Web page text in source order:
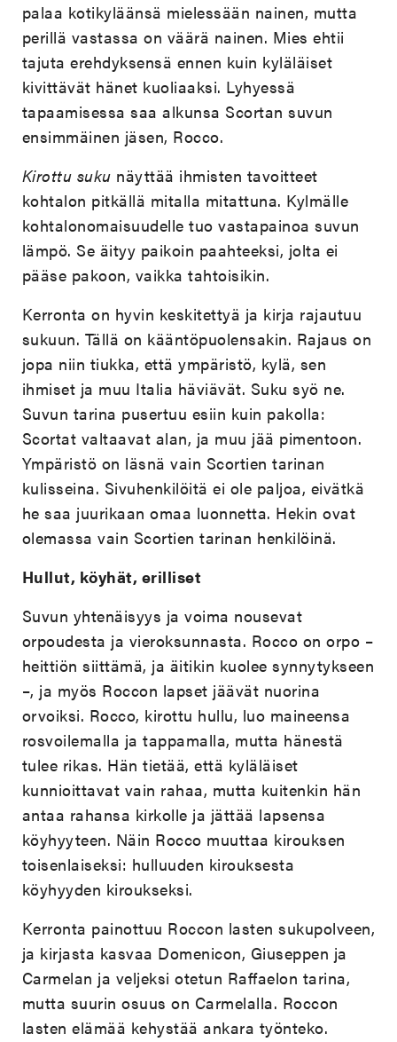
palaa kotikyläänsä mielessään nainen, mutta
perillä vastassa on väärä nainen. Mies ehtii
tajuta erehdyksensä ennen kuin kyläläiset
kivittävät hänet kuoliaaksi. Lyhyessä
tapaamisessa saa alkunsa Scortan suvun
ensimmäinen jäsen, Rocco.
Kirottu suku näyttää ihmisten tavoitteet
kohtalon pitkällä mitalla mitattuna. Kylmälle
kohtalonomaisuudelle tuo vastapainoa suvun
lämpö. Se äityy paikoin paahteeksi, jolta ei
pääse pakoon, vaikka tahtoisikin.
Kerronta on hyvin keskitettyä ja kirja rajautuu
sukuun. Tällä on kääntöpuolensakin. Rajaus on
jopa niin tiukka, että ympäristö, kylä, sen
ihmiset ja muu Italia häviävät. Suku syö ne.
Suvun tarina pusertuu esiin kuin pakolla:
Scortat valtaavat alan, ja muu jää pimentoon.
Ympäristö on läsnä vain Scortien tarinan
kulisseina. Sivuhenkilöitä ei ole paljoa, eivätkä
he saa juurikaan omaa luonnetta. Hekin ovat
olemassa vain Scortien tarinan henkilöinä.
Hullut, köyhät, erilliset
Suvun yhtenäisyys ja voima nousevat
orpoudesta ja vieroksunnasta. Rocco on orpo –
heittiön siittämä, ja äitikin kuolee synnytykseen
–, ja myös Roccon lapset jäävät nuorina
orvoiksi. Rocco, kirottu hullu, luo maineensa
rosvoilemalla ja tappamalla, mutta hänestä
tulee rikas. Hän tietää, että kyläläiset
kunnioittavat vain rahaa, mutta kuitenkin hän
antaa rahansa kirkolle ja jättää lapsensa
köyhyyteen. Näin Rocco muuttaa kirouksen
toisenlaiseksi: hulluuden kirouksesta
köyhyyden kiroukseksi.
Kerronta painottuu Roccon lasten sukupolveen,
ja kirjasta kasvaa Domenicon, Giuseppen ja
Carmelan ja veljeksi otetun Raffaelon tarina,
mutta suurin osuus on Carmelalla. Roccon
lasten elämää kehystää ankara työnteko.